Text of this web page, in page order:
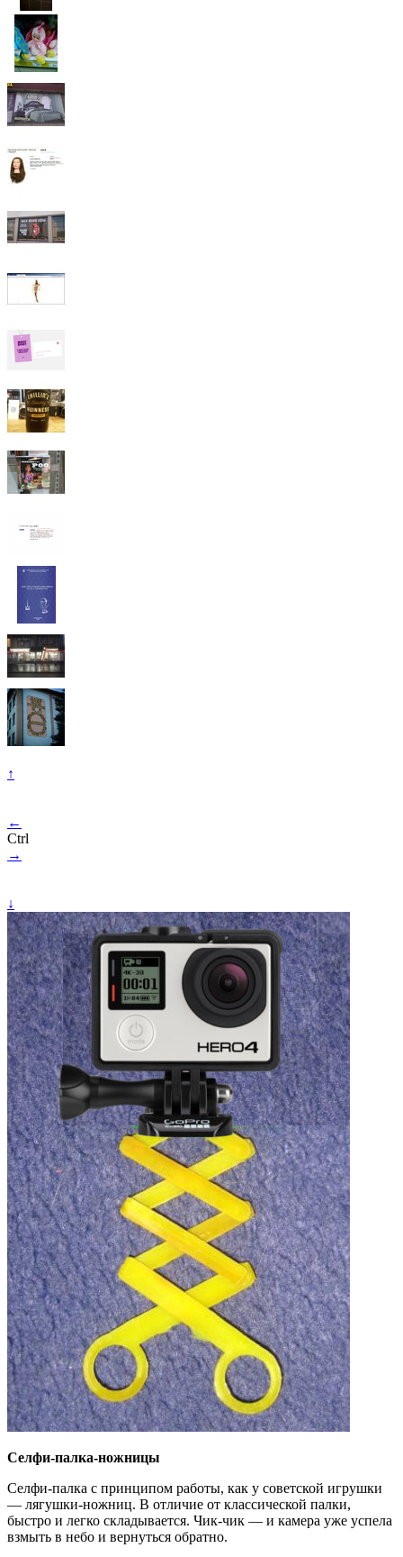
↑
←
Ctrl
→
↓
Селфи-палка-ножницы
Селфи-палка с принципом работы, как у советской игрушки
— лягушки-ножниц. В отличие от классической палки,
быстро и легко складывается. Чик-чик — и камера уже успела
взмыть в небо и вернуться обратно.